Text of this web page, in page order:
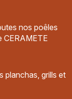
nos poêles
CERAMETE
planchas, grills et